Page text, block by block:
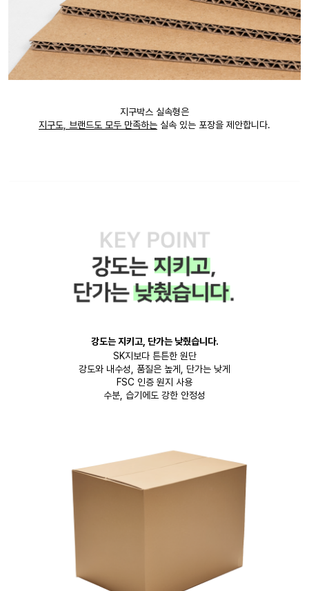
지구박스 실속형은
지구도, 브랜드도 모두 만족하는 실속 있는 포장을 제안합니다.
강도는 지키고, 단가는 낮췄습니다.
SK지보다 튼튼한 원단
강도와 내수성, 품질은 높게, 단가는 낮게
FSC 인증 원지 사용
수분, 습기에도 강한 안정성